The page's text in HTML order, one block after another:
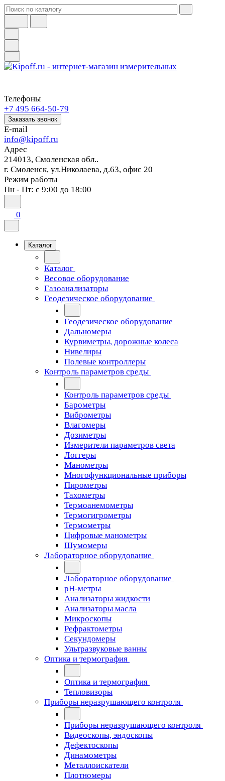
Телефоны
+7 495 664-50-79
Заказать звонок
E-mail
info@kipoff.ru
Адрес
214013, Смоленская обл..
г. Смоленск, ул.Николаева, д.63, офис 20
Режим работы
Пн - Пт: с 9:00 до 18:00
0
Каталог
Каталог
Весовое оборудование
Газоанализаторы
Геодезическое оборудование
Геодезическое оборудование
Дальномеры
Курвиметры, дорожные колеса
Нивелиры
Полевые контроллеры
Контроль параметров среды
Контроль параметров среды
Барометры
Виброметры
Влагомеры
Дозиметры
Измерители параметров света
Логгеры
Манометры
Многофункциональные приборы
Пирометры
Тахометры
Термоанемометры
Термогигрометры
Термометры
Цифровые манометры
Шумомеры
Лабораторное оборудование
Лабораторное оборудование
pH-метры
Анализаторы жидкости
Анализаторы масла
Микроскопы
Рефрактометры
Секундомеры
Ультразвуковые ванны
Оптика и термография
Оптика и термография
Тепловизоры
Приборы неразрушающего контроля
Приборы неразрушающего контроля
Видеоскопы, эндоскопы
Дефектоскопы
Динамометры
Металлоискатели
Плотномеры